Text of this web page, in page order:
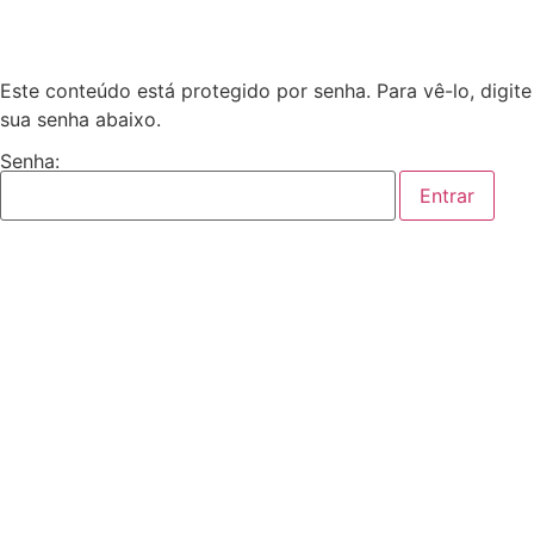
Este conteúdo está protegido por senha. Para vê-lo, digite
sua senha abaixo.
Senha: